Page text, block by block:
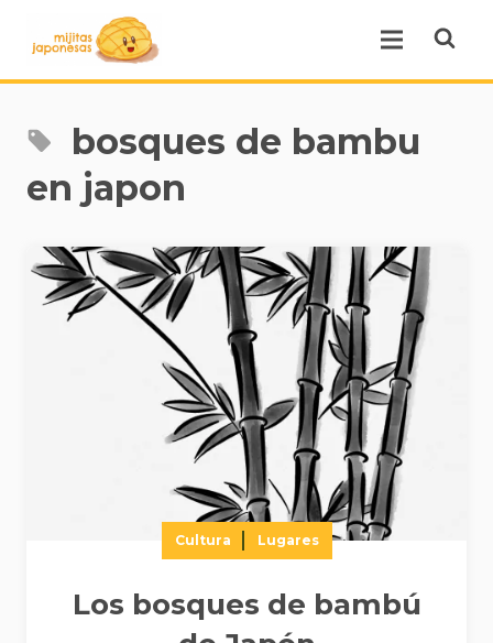
Open menu.
Open
bosques de bambu
en japon
Cultura Lugares
Los bosques de bambú